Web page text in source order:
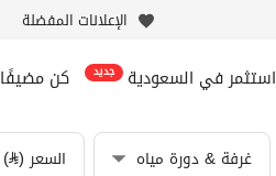
الإعلانات المفضلة
استثمر في السعودية جديد كن مضيفًا
غرفة & دورة مياه السعر (⃁)